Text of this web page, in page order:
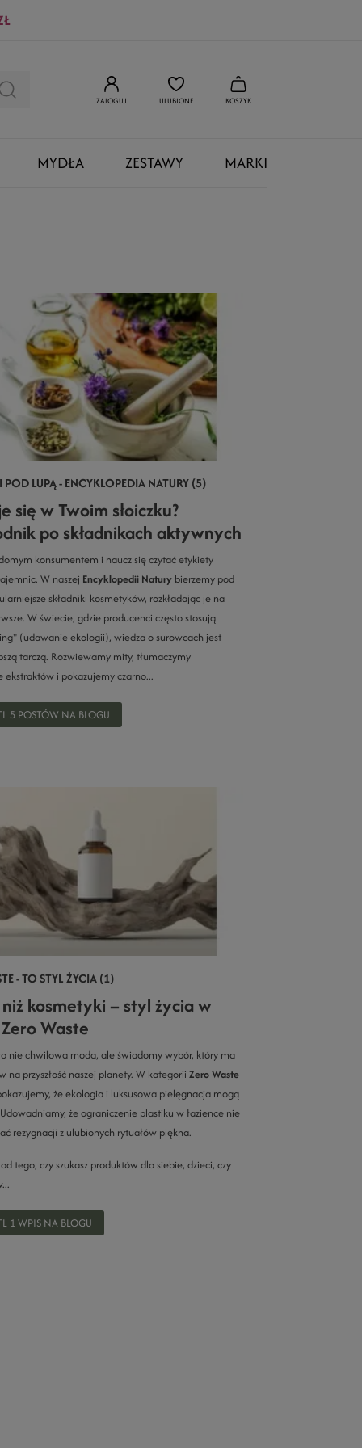
ZALOGUJ ULUBIONE KOSZYK
MYDŁA ZESTAWY MARKI
LUPĄ - ENCYKLOPEDIA NATURY (5)
się w Twoim słoiczku?
po składnikach aktywnych
konsumentem i naucz się czytać etykiety
W naszej Encyklopedii Naturybierzemy pod
składniki kosmetyków, rozkładając je na
W świecie, gdzie producenci często stosują
(udawanie ekologii), wiedza o surowcach jest
tarczą. Rozwiewamy mity, tłumaczymy
ekstraktów i pokazujemy czarno...
5 POSTÓW NA BLOGU
- TO STYL ŻYCIA (1)
kosmetyki – styl życia w
Waste
nie chwilowa moda, ale świadomy wybór, który ma
na przyszłość naszej planety. W kategorii Zero Waste
że ekologia i luksusowa pielęgnacja mogą
że ograniczenie plastiku w łazience nie
rezygnacji z ulubionych rytuałów piękna.
tego, czy szukasz produktów dla siebie, dzieci, czy
1 WPIS NA BLOGU